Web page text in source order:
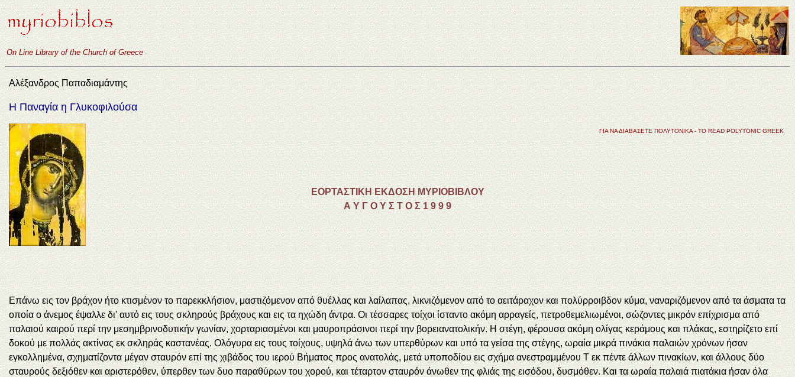
On Line Library of the Church of Greece
Αλέξανδρος Παπαδιαμάντης
Η Παναγία η Γλυκοφιλούσα
ΓΙΑ ΝΑ ΔΙΑΒΑΣΕΤΕ ΠΟΛΥΤΟΝΙΚΑ - TO READ POLYTONIC GREEK
ΕΟΡΤΑΣΤΙΚΗ ΕΚΔΟΣΗ ΜΥΡΙΟΒΙΒΛΟΥ
Α Υ Γ Ο Υ Σ Τ Ο Σ 1 9 9 9
Επάνω εις τον βράχον ήτο κτισμένον το παρεκκλήσιον, μαστιζόμενον από θυέλλας και λαίλαπας, λικνιζόμενον από το αειτάραχον και πολύρροιβδον κύμα, ναναριζόμενον από τα άσματα τα
οποία ο άνεμος έψαλλε δι' αυτό εις τους σκληρούς βράχους και εις τα ηχώδη άντρα. Οι τέσσαρες τοίχοι ίσταντο ακόμη αρραγείς, πετροθεμελιωμένοι, σώζοντες μικρόν επίχρισμα από
παλαιού καιρού περί την μεσημβρινοδυτικήν γωνίαν, χορταριασμένοι και μαυροπράσινοι περί την βορειανατολικήν. Η στέγη, φέρουσα ακόμη ολίγας κεράμους και πλάκας, εστηρίζετο επί
δοκού με πολλάς ακτίνας εκ σκληράς καστανέας. Ολόγυρα εις τους τοίχους, υψηλά άνω των υπερθύρων και υπό τα γείσα της στέγης, ωραία μικρά πινάκια παλαιών χρόνων ήσαν
εγκολλημένα, σχηματίζοντα μέγαν σταυρόν επί της χιβάδος του ιερού Βήματος προς ανατολάς, μετά υποποδίου εις σχήμα ανεστραμμένου Τ εκ πέντε άλλων πινακίων, και άλλους δύο
σταυρούς δεξιόθεν και αριστερόθεν, ύπερθεν των δυο παραθύρων του χορού, και τέταρτον σταυρόν άνωθεν της φλιάς της εισόδου, δυσμόθεν. Και τα ωραία παλαιά πιατάκια ήσαν όλα